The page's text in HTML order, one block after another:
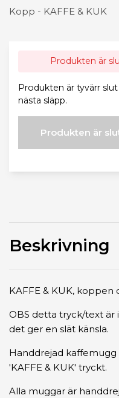
Kopp - KAFFE & KUK
Produkten är
Produkten är tyvärr
nästa släpp.
Produkten är
Beskrivning
KAFFE & KUK, koppen
OBS detta tryck/text är
det ger en slät känsla.
Handdrejad
'KAFFE & KUK' tryckt.
Alla muggar är